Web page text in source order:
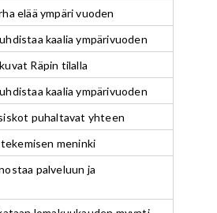
elää ympäri vuoden
kaalia ympärivuoden
Räpin tilalla
kaalia ympärivuoden
puhaltavat yhteen
meninki
palveluun ja